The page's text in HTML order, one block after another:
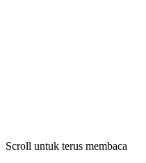
Scroll untuk terus membaca